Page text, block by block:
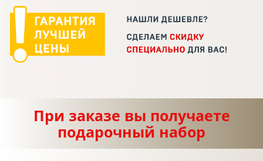
При заказе вы получаете
подарочный набор